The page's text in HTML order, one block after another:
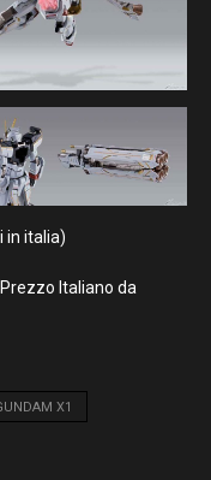
in italia)
Italiano da
X1